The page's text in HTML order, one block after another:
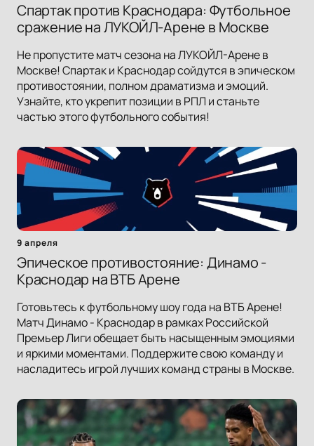
Спартак против Краснодара: Футбольное
сражение на ЛУКОЙЛ-Арене в Москве
Не пропустите матч сезона на ЛУКОЙЛ-Арене в
Москве! Спартак и Краснодар сойдутся в эпическом
противостоянии, полном драматизма и эмоций.
Узнайте, кто укрепит позиции в РПЛ и станьте
частью этого футбольного события!
9 апреля
Эпическое противостояние: Динамо -
Краснодар на ВТБ Арене
Готовьтесь к футбольному шоу года на ВТБ Арене!
Матч Динамо - Краснодар в рамках Российской
Премьер Лиги обещает быть насыщенным эмоциями
и яркими моментами. Поддержите свою команду и
насладитесь игрой лучших команд страны в Москве.